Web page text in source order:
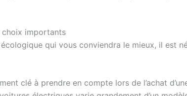
choix importants
qui vous conviendra le mieux, il est
clé à prendre en compte lors de l’achat